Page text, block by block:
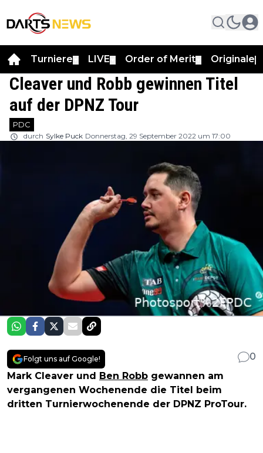
Turniere LIVE Order of Merit Originale
Cleaver und Robb gewinnen Titel
auf der DPNZ Tour
PDC
durch Sylke Puck Donnerstag, 29 September 2022 um 17:00
Folgt uns auf Google!
0
Mark Cleaver und
Ben Robb gewannen am
vergangenen Wochenende die Titel beim
dritten Turnierwochenende der DPNZ ProTour.